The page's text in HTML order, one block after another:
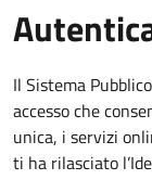
Il Sistema
accesso che
unica, i servizi
ti ha rilasciato